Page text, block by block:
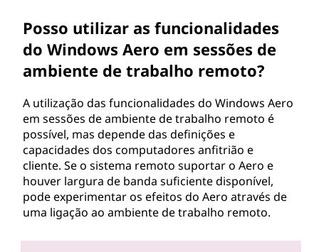
Posso utilizar as funcionalidades
do Windows Aero em sessões de
ambiente de trabalho remoto?
A utilização das funcionalidades do Windows Aero
em sessões de ambiente de trabalho remoto é
possível, mas depende das definições e
capacidades dos computadores anfitrião e
cliente. Se o sistema remoto suportar o Aero e
houver largura de banda suficiente disponível,
pode experimentar os efeitos do Aero através de
uma ligação ao ambiente de trabalho remoto.